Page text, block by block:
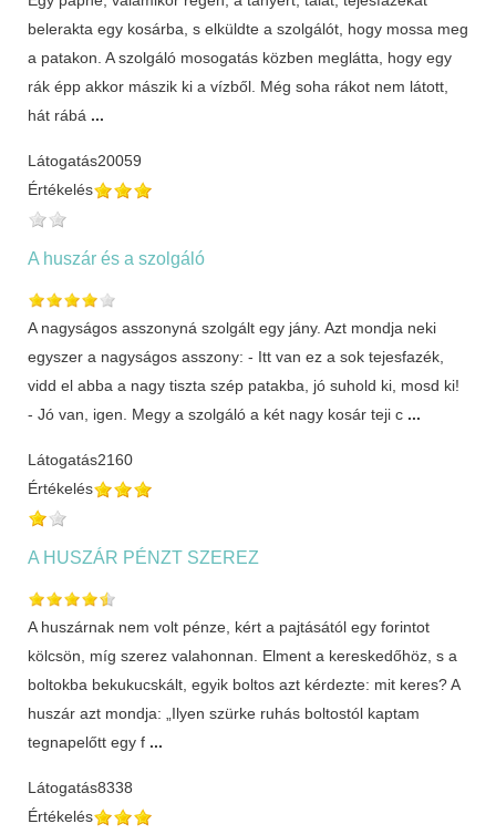
belerakta egy kosárba, s elküldte a szolgálót, hogy mossa meg
a patakon. A szolgáló mosogatás közben meglátta, hogy egy
rák épp akkor mászik ki a vízből. Még soha rákot nem látott,
hát rábá ...
Látogatás20059
Értékelés
A huszár és a szolgáló
A nagyságos asszonyná szolgált egy jány. Azt mondja neki
egyszer a nagyságos asszony: - Itt van ez a sok tejesfazék,
vidd el abba a nagy tiszta szép patakba, jó suhold ki, mosd ki!
- Jó van, igen. Megy a szolgáló a két nagy kosár teji c ...
Látogatás2160
Értékelés
A HUSZÁR PÉNZT SZEREZ
A huszárnak nem volt pénze, kért a pajtásától egy forintot
kölcsön, míg szerez valahonnan. Elment a kereskedőhöz, s a
boltokba bekukucskált, egyik boltos azt kérdezte: mit keres? A
huszár azt mondja: „Ilyen szürke ruhás boltostól kaptam
tegnapelőtt egy f ...
Látogatás8338
Értékelés